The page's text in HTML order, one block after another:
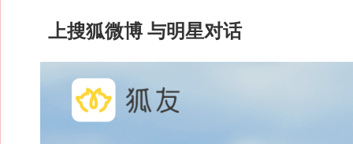
上搜狐微博 与明星对话